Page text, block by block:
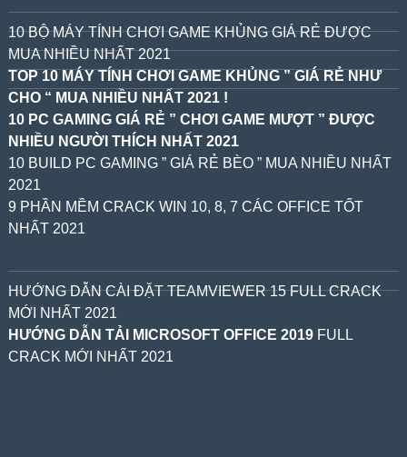
10 BỘ MÁY TÍNH CHƠI GAME KHỦNG GIÁ RẺ ĐƯỢC
MUA NHIỀU NHẤT 2021
TOP 10 MÁY TÍNH CHƠI GAME KHỦNG ” GIÁ RẺ NHƯ
CHO “ MUA NHIỀU NHẤT 2021 !
10 PC GAMING GIÁ RẺ ” CHƠI GAME MƯỢT ” ĐƯỢC
NHIỀU NGƯỜI THÍCH NHẤT 2021
10 BUILD PC GAMING ” GIÁ RẺ BÈO ” MUA NHIỀU NHẤT
2021
9 PHẦN MỀM CRACK WIN 10, 8, 7 CÁC OFFICE TỐT
NHẤT 2021
HƯỚNG DẪN CÀI ĐẶT TEAMVIEWER 15 FULL CRACK
MỚI NHẤT 2021
HƯỚNG DẪN TẢI MICROSOFT OFFICE 2019FULL
CRACK MỚI NHẤT 2021